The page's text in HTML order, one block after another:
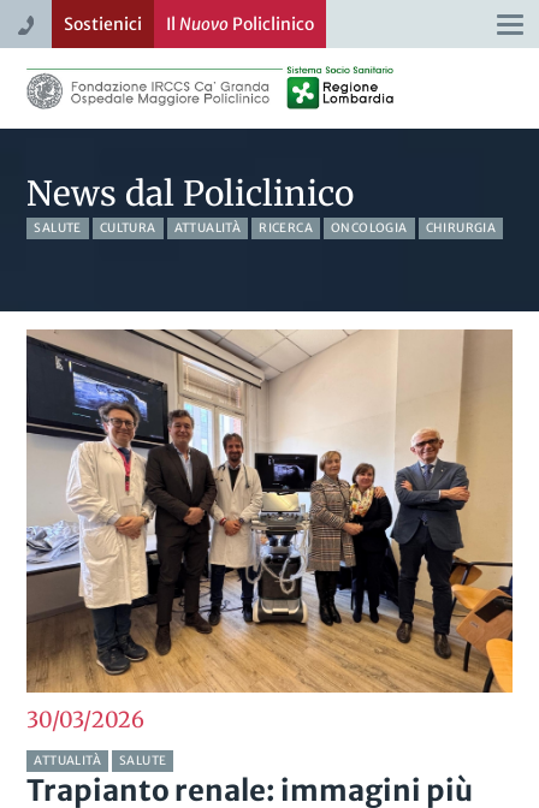
Sostienici Il NuovoPoliclinico
News dal Policlinico
SALUTE CULTURA ATTUALITÀ RICERCA ONCOLOGIA CHIRURGIA
30/032026
ATTUALITÀ SALUTE
Trapianto renale: immagini più